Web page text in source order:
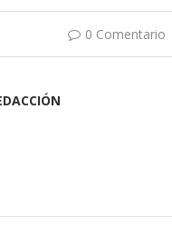
0 Comentario